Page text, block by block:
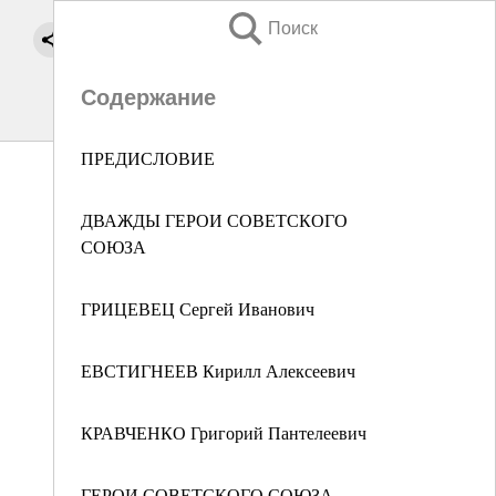
Поиск
Содержание
ПРЕДИСЛОВИЕ
ДВАЖДЫ ГЕРОИ СОВЕТСКОГО
СОЮЗА
ГРИЦЕВЕЦ Сергей Иванович
ЕВСТИГНЕЕВ Кирилл Алексеевич
КРАВЧЕНКО Григорий Пантелеевич